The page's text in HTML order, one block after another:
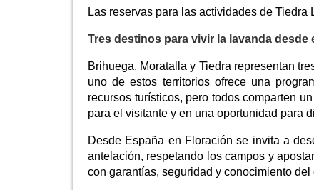
Las reservas para las actividades de
Tres destinos para vivir la lavanda desde
Brihuega, Moratalla y Tiedra representan
uno de estos territorios ofrece una
recursos turísticos, pero todos comparten
para el visitante y en una oportunidad para
Desde España en Floración se invita a
antelación, respetando los campos y
con garantías, seguridad y conocimiento del